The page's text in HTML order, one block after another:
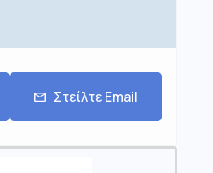
Στείλτε Email